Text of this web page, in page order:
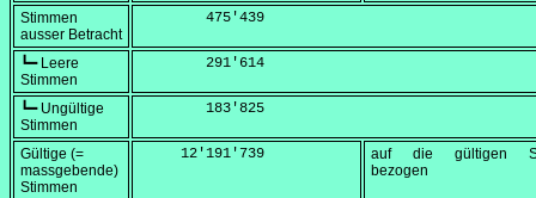
Stimmen
ausser Betracht
        475'439
┗━ Leere
Stimmen
        291'614
┗━ Ungültige
Stimmen
        183'825
Gültige (=
massgebende)
Stimmen
     12'191'739
auf die gültigen
bezogen